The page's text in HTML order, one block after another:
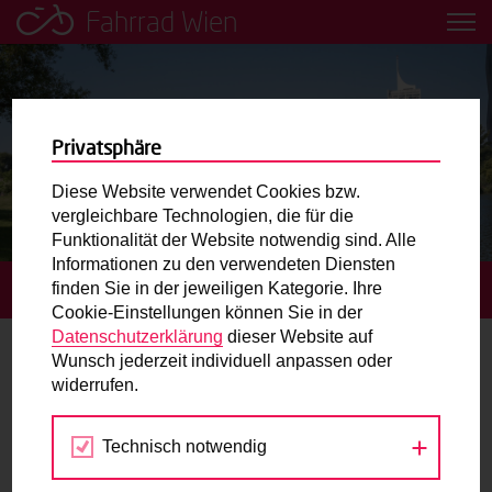
Fahrrad Wien
Leih dir einfach ein Transportfahrrad in deiner Nähe aus!
Mobilitätsbildung für Kinder und
Jugendliche
Radweg-Projektkarte
Routenplaner
Mit dem Fahrrad in Wien unterwegs? Hier finden Sie die
beste Route.
Wunschbox
Sie haben ein Anliegen zum Radverkehr? Schreiben Sie
STARTSEITE BLOG MIT DEM RAD INS FREIBAD
Mit dem Rad ins Freibad
29.07.2019
Allgemein
Fahrradtipps
Privatsphäre
Diese Website verwendet Cookies bzw.
vergleichbare Technologien, die für die
Funktionalität der Website notwendig sind. Alle
Informationen zu den verwendeten Diensten
finden Sie in der jeweiligen Kategorie. Ihre
Cookie-Einstellungen können Sie in der
Datenschutzerklärung dieser Website auf
Wunsch jederzeit individuell anpassen oder
widerrufen.
Technisch notwendig